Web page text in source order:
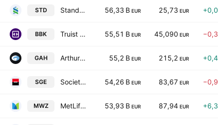
STD Standard Chartered PLC 56,33 B EUR 25,73 EUR
BBK Truist Financial Corporation 55,51 B EUR 45,090 EUR
GAH Arthur J. Gallagher & Co. 55,2 B EUR 215,2 EUR
SGE Societe Generale SA Class A 54,26 B EUR 83,67 EUR
MWZ MetLife, Inc. 53,93 B EUR 87,94 EUR